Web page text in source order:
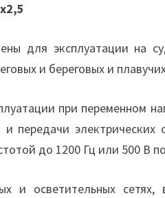
для эксплуатации на
и береговых и
при переменном
передачи электрических
до 1200 Гц или 500 В
и осветительных сетях,